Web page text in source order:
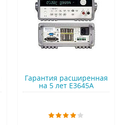
Гарантия расширенная
на 5 лет E3645A